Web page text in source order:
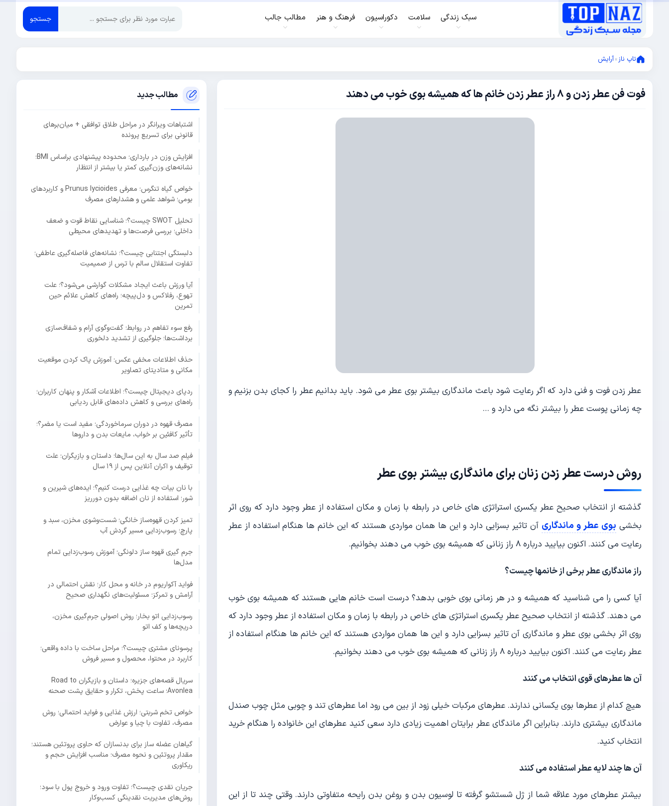
سبک زندگی سلامت دکوراسیون فرهنگ و هنر مطالب جالب جستجو
تاپ ناز»آرایش
فوت فن عطر زدن و 8 راز عطر زدن خانم ها که همیشه بوی خوب می دهند
نوامبر
عطر زدن فوت و فنی دارد که اگر رعایت شود باعث ماندگاری بیشتر بوی عطر می شود. باید بدانیم عطر را کجای بدن بزنیم و
چه زمانی پوست عطر را بیشتر نگه می دارد و …
روش درست عطر زدنزنان برای ماندگاری بیشتر بوی عطر
گذشته از انتخاب صحیح عطر یکسری استراتژی های خاص در رابطه با زمان و مکان استفاده از عطر وجود دارد که روی اثر
بخشی بوی عطر و ماندگاری آن تاثیر بسزایی دارد و این ها همان مواردی هستند که این خانم ها هنگام استفاده از عطر
رعایت می کنند. اکنون بیایید درباره 8 راز زنانی که همیشه بوی خوب می دهند بخوانیم.
راز ماندگاری عطر برخی از خانمها چیست؟
آیا کسی را می شناسید که همیشه و در هر زمانی بوی خوبی بدهد؟ درست است خانم هایی هستند که همیشه بوی خوب
می دهند. گذشته از انتخاب صحیح عطر یکسری استراتژی های خاص در رابطه با زمان و مکان استفاده از عطر وجود دارد که
روی اثر بخشی بوی عطر و ماندگاری آن تاثیر بسزایی دارد و این ها همان مواردی هستند که این خانم ها هنگام استفاده از
عطر رعایت می کنند. اکنون بیایید درباره 8 راز زنانی که همیشه بوی خوب می دهند بخوانیم.
آن ها عطرهای قوی انتخاب می کنند
هیچ کدام از عطرها بوی یکسانی ندارند. عطرهای مرکبات خیلی زود از بین می رود اما عطرهای تند و چوبی مثل چوب صندل
ماندگاری بیشتری دارند. بنابراین اگر ماندگای عطر برایتان اهمیت زیادی دارد سعی کنید عطرهای این خانواده را هنگام خرید
انتخاب کنید.
آن ها چند لایه عطر استفاده می کنند
بیشتر عطرهای مورد علاقه شما از ژل شستشو گرفته تا لوسیون بدن و روغن بدن رایحه متفاوتی دارند. وقتی چند تا از این
مطالب جدید
اشتباهات ویرانگر در مراحل طلاق توافقی + میان‌برهای
قانونی برای تسریع پرونده
افزایش وزن در بارداری؛ محدوده پیشنهادی براساس BMI؛
نشانه‌های وزن‌گیری کمتر یا بیشتر از انتظار
خواص گیاه تنگرس؛ معرفی Prunus lycioides و کاربردهای
بومی؛ شواهد علمی و هشدارهای مصرف
تحلیل SWOT چیست؟؛ شناسایی نقاط قوت و ضعف
داخلی؛ بررسی فرصت‌ها و تهدیدهای محیطی
دلبستگی اجتنابی چیست؟؛ نشانه‌های فاصله‌گیری عاطفی؛
تفاوت استقلال سالم با ترس از صمیمیت
آیا ورزش باعث ایجاد مشکلات گوارشی می‌شود؟؛ علت
تهوع، رفلاکس و دل‌پیچه؛ راه‌های کاهش علائم حین
تمرین
رفع سوء تفاهم در روابط؛ گفت‌وگوی آرام و شفاف‌سازی
برداشت‌ها؛ جلوگیری از تشدید دلخوری
حذف اطلاعات مخفی عکس؛ آموزش پاک کردن موقعیت
مکانی و متادیتای تصاویر
ردپای دیجیتال چیست؟؛ اطلاعات آشکار و پنهان کاربران؛
راه‌های بررسی و کاهش داده‌های قابل ردیابی
مصرف قهوه در دوران سرماخوردگی؛ مفید است یا مضر؟؛
تأثیر کافئین بر خواب، مایعات بدن و داروها
فیلم صد سال به این سال‌ها؛ داستان و بازیگران؛ علت
توقیف و اکران آنلاین پس از ۱۹ سال
با نان بیات چه غذایی درست کنیم؟؛ ایده‌های شیرین و
شور؛ استفاده از نان اضافه بدون دورریز
تمیز کردن قهوه‌ساز خانگی؛ شست‌وشوی مخزن، سبد و
پارچ؛ رسوب‌زدایی مسیر گردش آب
جرم گیری قهوه ساز دلونگی؛ آموزش رسوب‌زدایی تمام
مدل‌ها
فواید آکواریوم در خانه و محل کار؛ نقش احتمالی در
آرامش و تمرکز؛ مسئولیت‌های نگهداری صحیح
رسوب‌زدایی اتو بخار؛ روش اصولی جرم‌گیری مخزن،
دریچه‌ها و کف اتو
پرسونای مشتری چیست؟؛ مراحل ساخت با داده واقعی؛
کاربرد در محتوا، محصول و مسیر فروش
سریال قصه‌های جزیره؛ داستان و بازیگران Road to
Avonlea؛ ساعت پخش، تکرار و حقایق پشت صحنه
خواص تخم شربتی؛ ارزش غذایی و فواید احتمالی؛ روش
مصرف، تفاوت با چیا و عوارض
گیاهان عضله ساز برای بدنسازان که حاوی پروتئین هستند؛
مقدار پروتئین و نحوه مصرف؛ مناسب افزایش حجم و
ریکاوری
جریان نقدی چیست؟؛ تفاوت ورود و خروج پول با سود؛
روش‌های مدیریت نقدینگی کسب‌وکار